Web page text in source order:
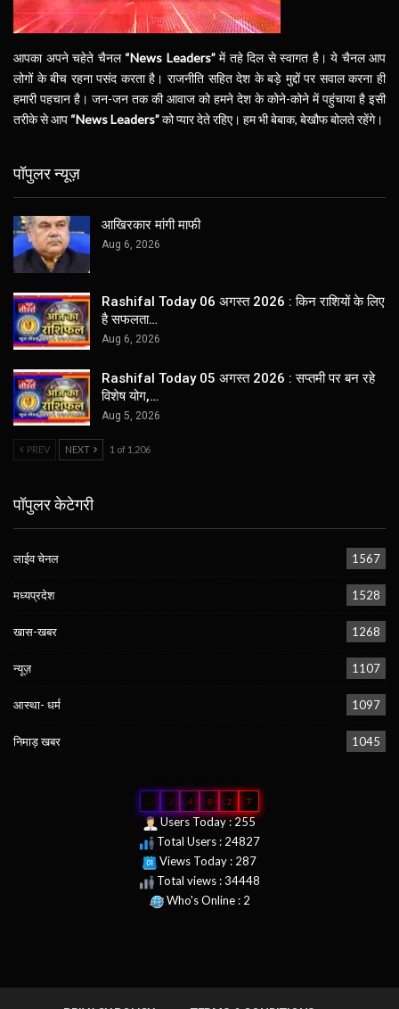
आपका अपने चहेते चैनल “News Leaders”में तहे दिल से स्वागत है। ये चैनल आप
लोगों के बीच रहना पसंद करता है। राजनीति सहित देश के बड़े मुद्दों पर सवाल करना ही
हमारी पहचान है। जन-जन तक की आवाज को हमने देश के कोने-कोने में पहुंचाया है इसी
तरीके से आप “News Leaders”को प्यार देते रहिए। हम भी बेबाक, बेखौफ बोलते रहेंगे।
पॉपुलर न्यूज़
आखिरकार मांगी माफी
Aug 6, 2026
Rashifal Today 06 अगस्त 2026 : किन राशियों के लिए
है सफलता…
Aug 6, 2026
Rashifal Today 05 अगस्त 2026 : सप्तमी पर बन रहे
विशेष योग,…
Aug 5, 2026
PREV NEXT 1 of 1,206
पॉपुलर केटेगरी
लाईव चेनल 1567
मध्यप्रदेश 1528
खास-खबर 1268
न्यूज़ 1107
आस्था- धर्म 1097
निमाड़ खबर 1045
0 2 4 8 2 7
Users Today : 255
Total Users : 24827
Views Today : 287
Total views : 34448
Who's Online : 2